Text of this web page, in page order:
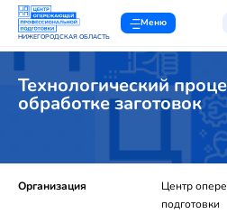
НИЖЕГОРОДСКАЯ ОБЛАСТЬ
Меню
Технологический
обработке заготовок
Организация
Центр
подготовки